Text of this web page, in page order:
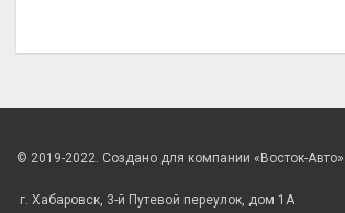
© 2019-2022. Создано для компании «Восток-Авто».
г. Хабаровск, 3-й Путевой переулок, дом 1А